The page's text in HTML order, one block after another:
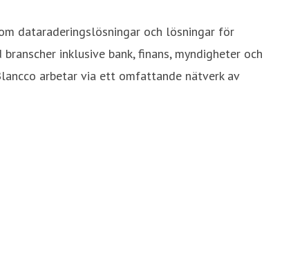
dataraderingslösningar och lösningar för
inklusive bank, finans, myndigheter och
arbetar via ett omfattande nätverk av